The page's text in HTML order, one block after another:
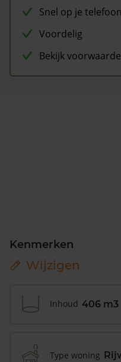
Snel op je telefoon
Voordelig
Bekijk
Kenmerken
Wijzigen
Inhoud 406 m3
Type woning